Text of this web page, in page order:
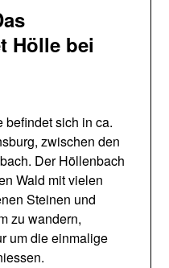
Hölle bei
befindet sich in ca.
zwischen den
Der Höllenbach
Wald mit vielen
Steinen und
zu wandern,
um die einmalige